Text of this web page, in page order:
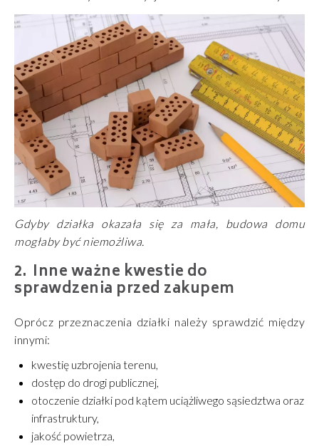
Gdyby działka okazała się za mała, budowa domu
mogłaby być niemożliwa.
Inne ważne kwestie do
sprawdzenia przed zakupem
Oprócz przeznaczenia działki należy sprawdzić między
innymi:
kwestię uzbrojenia terenu,
dostęp do drogi publicznej,
otoczenie działki pod kątem uciążliwego sąsiedztwa oraz
infrastruktury,
jakość powietrza,